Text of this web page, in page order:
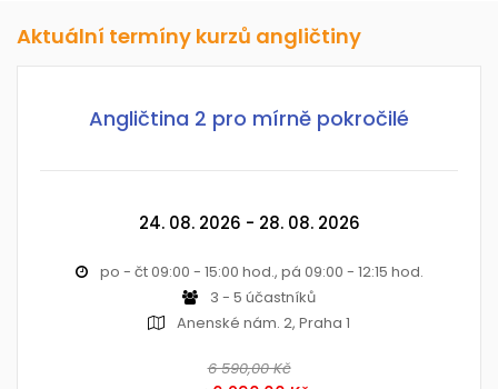
Aktuální termíny kurzů angličtiny
Angličtina 2 pro mírně pokročilé
24. 08. 2026 - 28. 08. 2026
po - čt 09:00 - 15:00 hod., pá 09:00 - 12:15 hod.
3 - 5 účastníků
Anenské nám. 2, Praha 1
6 590,00 Kč